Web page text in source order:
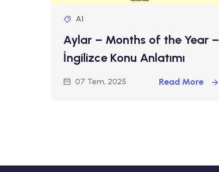
A1
Aylar – Months of the Year –
İngilizce Konu Anlatımı
07 Tem, 2025 Read More